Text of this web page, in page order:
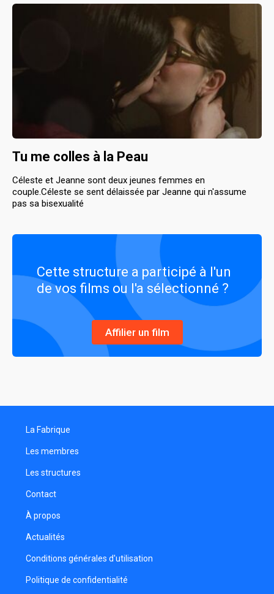
Cette structure a participé à l'un
de vos films ou l'a sélectionné ?
Affilier un film
Tu me colles à la Peau
Céleste et Jeanne sont deux jeunes femmes en
couple.Céleste se sent délaissée par Jeanne qui n'assume
pas sa bisexualité
La Fabrique
Les membres
Les structures
Contact
À propos
Actualités
Conditions générales d'utilisation
Politique de confidentialité